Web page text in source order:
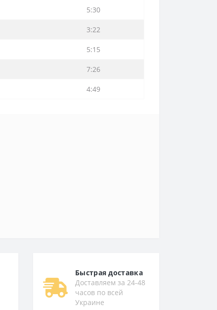
5:30
3:22
5:15
7:26
4:49
Быстрая доставка
Доставляем за 24-48
часов по всей
Украине